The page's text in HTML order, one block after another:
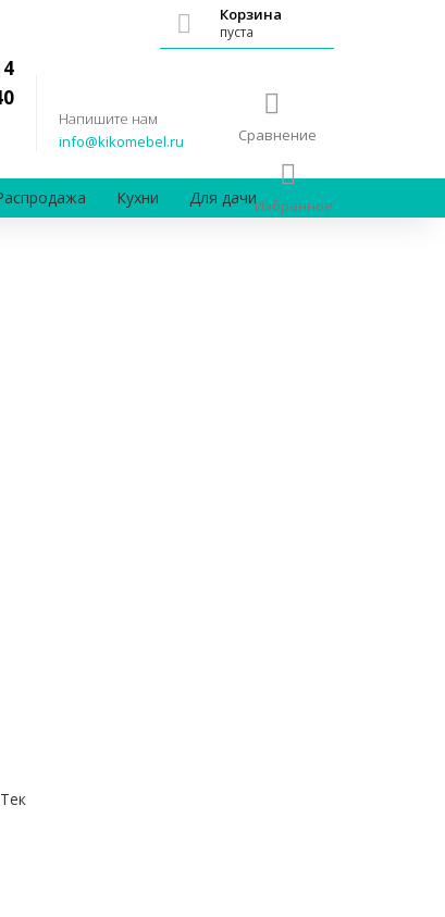
Напишите нам
info@kikomebel.ru
Сравнение
Избранное
Корзина
пуста
Кухни Для дачи